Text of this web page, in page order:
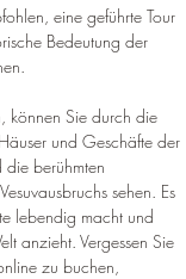
eine geführte Tour
Bedeutung der
.
können Sie durch die
und Geschäfte der
die berühmten
sehen. Es
lebendig macht und
anzieht. Vergessen Sie
zu buchen,